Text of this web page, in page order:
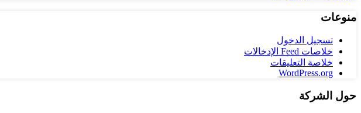
منوعات
تسجيل الدخول
خلاصات Feed الإدخالات
خلاصة التعليقات
WordPress.org
حول الشركة